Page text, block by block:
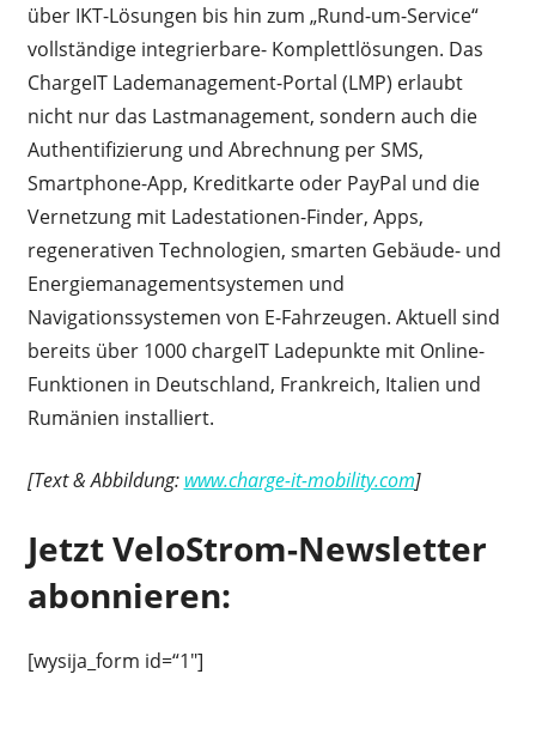
über IKT-Lösungen bis hin zum „Rund-um-Service“
vollständige integrierbare- Komplettlösungen. Das
ChargeIT Lademanagement-Portal (LMP) erlaubt
nicht nur das Lastmanagement, sondern auch die
Authentifizierung und Abrechnung per SMS,
Smartphone-App, Kreditkarte oder PayPal und die
Vernetzung mit Ladestationen-Finder, Apps,
regenerativen Technologien, smarten Gebäude- und
Energiemanagementsystemen und
Navigationssystemen von E-Fahrzeugen. Aktuell sind
bereits über 1000 chargeIT Ladepunkte mit Online-
Funktionen in Deutschland, Frankreich, Italien und
Rumänien installiert.
[Text & Abbildung: www.charge-it-mobility.com]
Jetzt VeloStrom-Newsletter
abonnieren:
[wysija_form id=“1″]